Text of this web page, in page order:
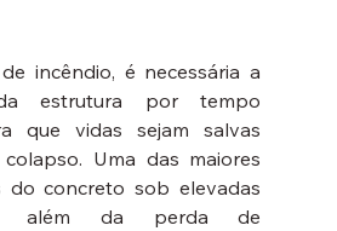
incêndio, é necessária a
estrutura por tempo
que vidas sejam salvas
Uma das maiores
do concreto sob elevadas
além da perda de